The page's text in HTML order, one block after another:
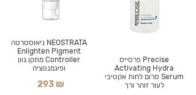
NEOSTRATA ניאוסטרטה
Enlighten Pigment
Controller מתקן גוון
ופיגמנטציה
293 ₪
Precise פרסייס
Activating Hydra
Serum סרום לחות אקטיבי
לעור זוהר ורך